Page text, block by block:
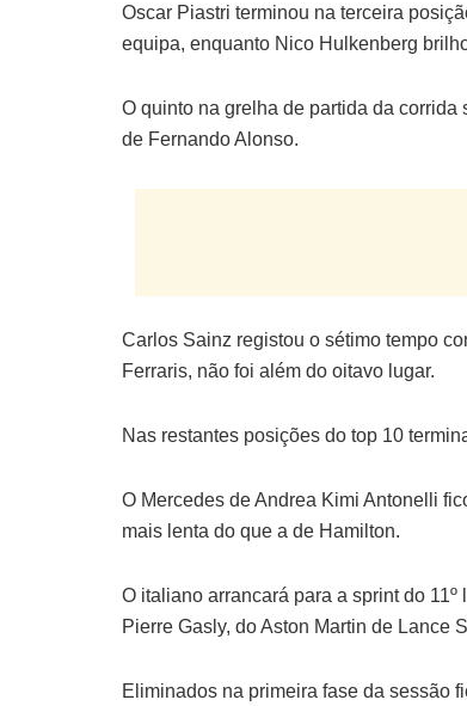
Oscar Piastri terminou na terceira
equipa, enquanto Nico Hulkenberg
O quinto na grelha de partida da
de Fernando Alonso.
Carlos Sainz registou o sétimo tempo
Ferraris, não foi além do oitavo lugar.
Nas restantes posições do top 10
O Mercedes de Andrea Kimi Antonelli
mais lenta do que a de Hamilton.
O italiano arrancará para a sprint do
Pierre Gasly, do Aston Martin de Lance
Eliminados na primeira fase da sessão